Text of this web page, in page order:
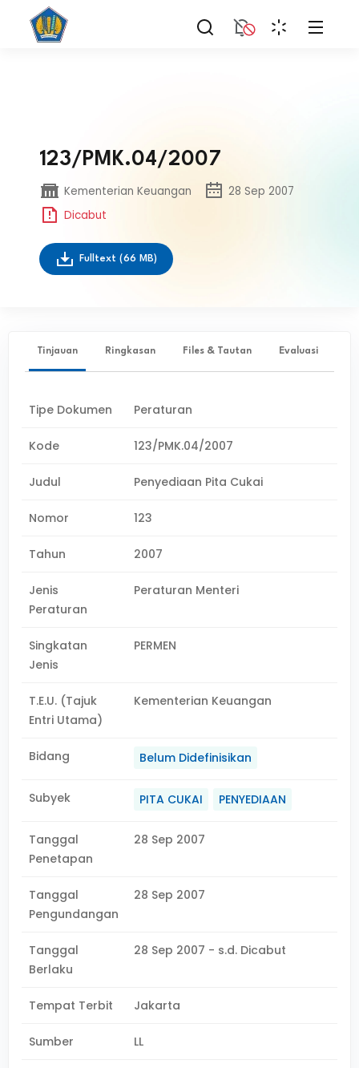
123/PMK.04/2007
Kementerian Keuangan
28 Sep 2007
Dicabut
Fulltext (66 MB)
Tinjauan Ringkasan Files & Tautan Evaluasi
Tipe Dokumen Peraturan
Kode 123/PMK.04/2007
Judul Penyediaan Pita Cukai
Nomor 123
Tahun 2007
Jenis
Peraturan
Peraturan Menteri
Singkatan
Jenis
PERMEN
T.E.U. (Tajuk
Entri Utama)
Kementerian Keuangan
Bidang Belum Didefinisikan
Subyek PITA CUKAI PENYEDIAAN
Tanggal
Penetapan
28 Sep 2007
Tanggal
Pengundangan
28 Sep 2007
Tanggal
Berlaku
28 Sep 2007 - s.d. Dicabut
Tempat Terbit Jakarta
Sumber LL